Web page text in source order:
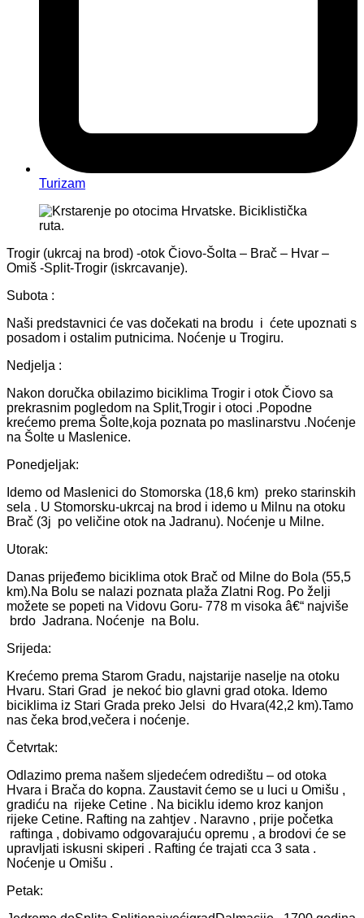
Turizam
Trogir (ukrcaj na brod) -otok Čiovo-Šolta – Brač – Hvar –
Omiš -Split-Trogir (iskrcavanje).
Subota :
Naši predstavnici će vas dočekati na brodu i ćete upoznati s
posadom i ostalim putnicima. Noćenje u Trogiru.
Nedjelja :
Nakon doručka obilazimo biciklima Trogir i otok Čiovo sa
prekrasnim pogledom na Split,Trogir i otoci .Popodne
krećemo prema Šolte,koja poznata po maslinarstvu .Noćenje
na Šolte u Maslenice.
Ponedjeljak:
Idemo od Maslenici do Stomorska (18,6 km) preko starinskih
sela . U Stomorsku-ukrcaj na brod i idemo u Milnu na otoku
Brač (3j po veličine otok na Jadranu). Noćenje u Milne.
Utorak:
Danas prijeđemo biciklima otok Brač od Milne do Bola (55,5
km).Na Bolu se nalazi poznata plaža Zlatni Rog. Po želji
možete se popeti na Vidovu Goru- 778 m visoka â€“ najviše
brdo Jadrana. Noćenje na Bolu.
Srijeda:
Krećemo prema Starom Gradu, najstarije naselje na otoku
Hvaru. Stari Grad je nekoć bio glavni grad otoka. Idemo
biciklima iz Stari Grada preko Jelsi do Hvara(42,2 km).Tamo
nas čeka brod,večera i noćenje.
Četvrtak:
Odlazimo prema našem sljedećem odredištu – od otoka
Hvara i Brača do kopna. Zaustavit ćemo se u luci u Omišu ,
gradiću na rijeke Cetine . Na biciklu idemo kroz kanjon
rijeke Cetine. Rafting na zahtjev . Naravno , prije početka
raftinga , dobivamo odgovarajuću opremu , a brodovi će se
upravljati iskusni skiperi . Rafting će trajati cca 3 sata .
Noćenje u Omišu .
Petak: